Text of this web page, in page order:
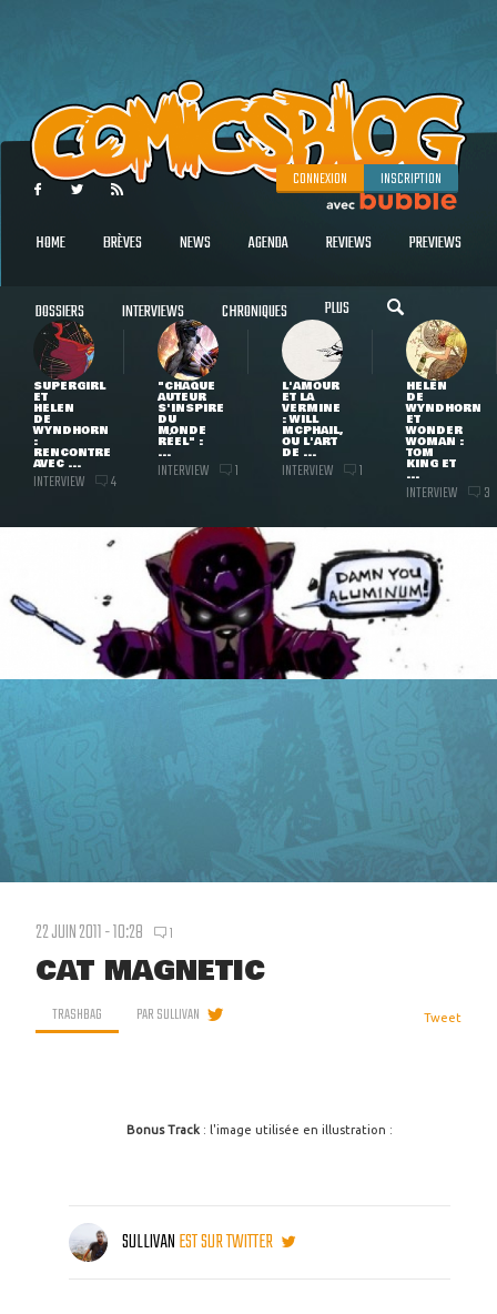
CONNEXION INSCRIPTION
HOME BRÈVES NEWS AGENDA REVIEWS PREVIEWS
DOSSIERS INTERVIEWS CHRONIQUES PLUS
SUPERGIRL
ET
HELEN
DE
WYNDHORN
:
RENCONTRE
AVEC ...
INTERVIEW 4
"CHAQUE
AUTEUR
S'INSPIRE
DU
MONDE
RÉEL" :
...
INTERVIEW 1
L'AMOUR
ET LA
VERMINE
: WILL
MCPHAIL,
OU L'ART
DE ...
INTERVIEW 1
HELEN
DE
WYNDHORN
ET
WONDER
WOMAN :
TOM
KING ET
...
INTERVIEW 3
22 JUIN 2011 - 10:28 1
CAT MAGNETIC
TRASHBAG PARSULLIVAN Tweet
Bonus Track : l'image utilisée en illustration :
SULLIVANEST SUR TWITTER